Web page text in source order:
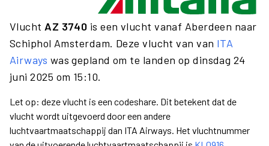
Vlucht AZ 3740 is een vlucht vanaf Aberdeen naar
Schiphol Amsterdam. Deze vlucht van van ITA
Airways was gepland om te landen op dinsdag 24
juni 2025 om 15:10.
Let op: deze vlucht is een codeshare. Dit betekent dat de
vlucht wordt uitgevoerd door een andere
luchtvaartmaatschappij dan ITA Airways. Het vluchtnummer